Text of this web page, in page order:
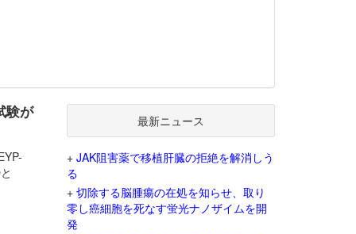
験が 最新ニュース
+ JAK阻害薬で移植肝臓の拒絶を解消しう
る
+ 切除する脳腫瘍の在処を知らせ、取り
零し癌細胞を死なす蛍光ナノザイムを開
発